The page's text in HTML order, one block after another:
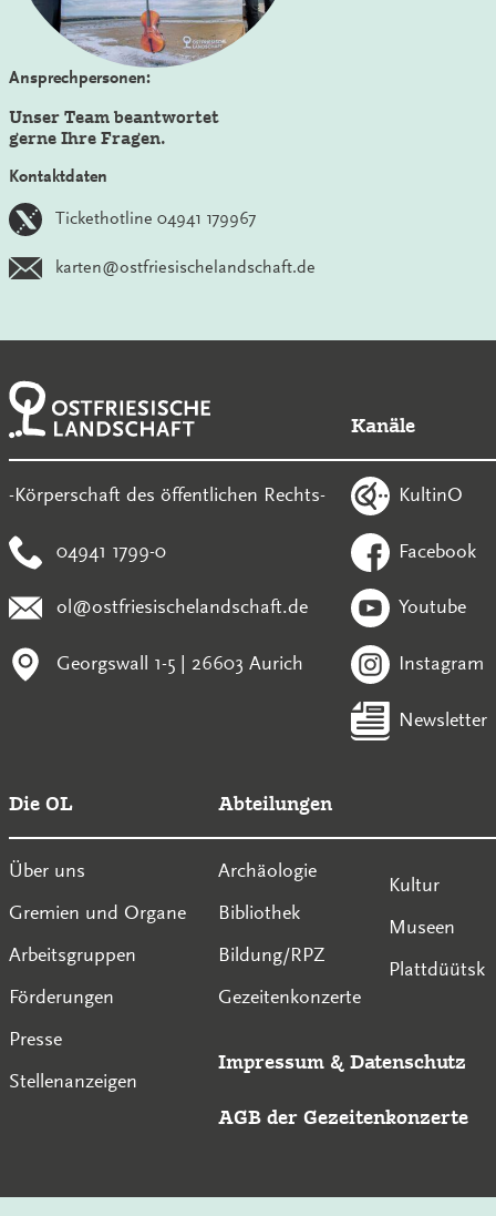
Ansprechpersonen:
Unser Team beantwortet
gerne Ihre Fragen.
Kontaktdaten
Tickethotline 04941 179967
karten@ostfriesischelandschaft.de
-Körperschaft des öffentlichen Rechts-
04941 1799-0
ol@ostfriesischelandschaft.de
Georgswall 1-5 | 26603 Aurich
Kanäle
KultinO
Facebook
Youtube
Instagram
Newsletter
Die OL
Über uns
Gremien und Organe
Arbeitsgruppen
Förderungen
Presse
Stellenanzeigen
Abteilungen
Archäologie
Bibliothek
Bildung/RPZ
Gezeitenkonzerte
Kultur
Museen
Plattdüütsk
Impressum & Datenschutz
AGB der Gezeitenkonzerte